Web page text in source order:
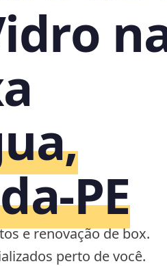
e renovação de box.
perto de você.